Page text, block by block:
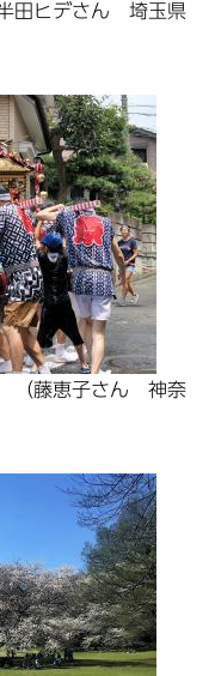
田ヒデさん 埼玉県
（藤恵子さん 神奈